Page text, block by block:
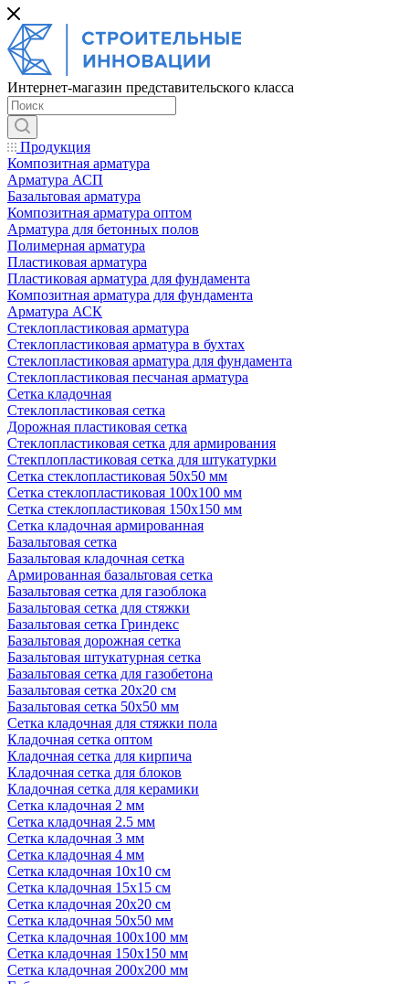
Интернет-магазин представительского класса
Продукция
Композитная арматура
Арматура АСП
Базальтовая арматура
Композитная арматура оптом
Арматура для бетонных полов
Полимерная арматура
Пластиковая арматура
Пластиковая арматура для фундамента
Композитная арматура для фундамента
Арматура АСК
Cтеклопластиковая арматура
Стеклопластиковая арматура в бухтах
Стеклопластиковая арматура для фундамента
Стеклопластиковая песчаная арматура
Сетка кладочная
Стеклопластиковая сетка
Дорожная пластиковая сетка
Стеклопластиковая сетка для армирования
Стекплопластиковая сетка для штукатурки
Сетка стеклопластиковая 50x50 мм
Сетка стеклопластиковая 100x100 мм
Сетка стеклопластиковая 150x150 мм
Сетка кладочная армированная
Базальтовая сетка
Базальтовая кладочная сетка
Армированная базальтовая сетка
Базальтовая сетка для газоблока
Базальтовая сетка для стяжки
Базальтовая сетка Гриндекс
Базальтовая дорожная сетка
Базальтовая штукатурная сетка
Базальтовая сетка для газобетона
Базальтовая сетка 20x20 см
Базальтовая сетка 50x50 мм
Сетка кладочная для стяжки пола
Кладочная сетка оптом
Кладочная сетка для кирпича
Кладочная сетка для блоков
Кладочная сетка для керамики
Сетка кладочная 2 мм
Сетка кладочная 2.5 мм
Сетка кладочная 3 мм
Сетка кладочная 4 мм
Сетка кладочная 10x10 см
Сетка кладочная 15x15 см
Сетка кладочная 20x20 см
Сетка кладочная 50x50 мм
Сетка кладочная 100x100 мм
Сетка кладочная 150x150 мм
Сетка кладочная 200x200 мм